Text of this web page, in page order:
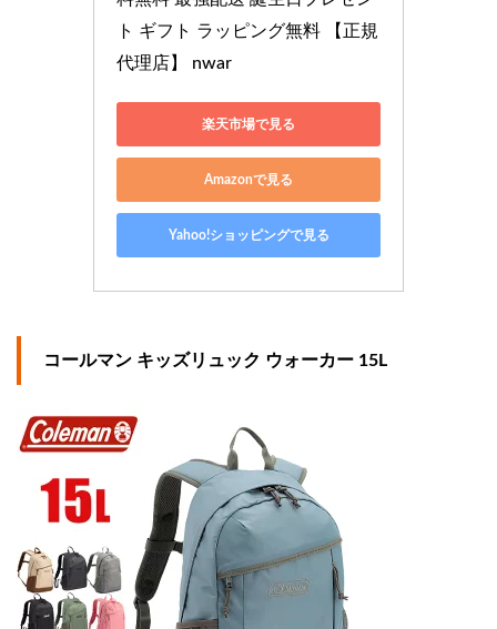
ト ギフト ラッピング無料 【正規
代理店】 nwar
楽天市場で見る
Amazonで見る
Yahoo!ショッピングで見る
コールマン キッズリュック ウォーカー 15L